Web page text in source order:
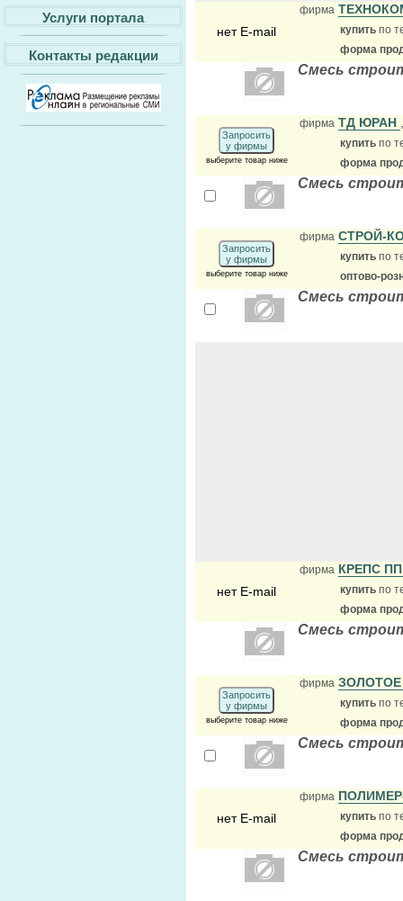
Услуги портала
Контакты редакции
нет E-mail
фирма
купить по
форма
Смесь
Запросить
у фирмы
выберите товар ниже
фирма ТД ЮРАН
купить по
форма
Смесь
Запросить
у фирмы
выберите товар ниже
фирма СТРОЙ-
купить по
оптово-
Смесь
нет E-mail
фирма КРЕПС
купить по
форма
Смесь
Запросить
у фирмы
выберите товар ниже
фирма
купить по
форма
Смесь
нет E-mail
фирма
купить по
форма
Смесь